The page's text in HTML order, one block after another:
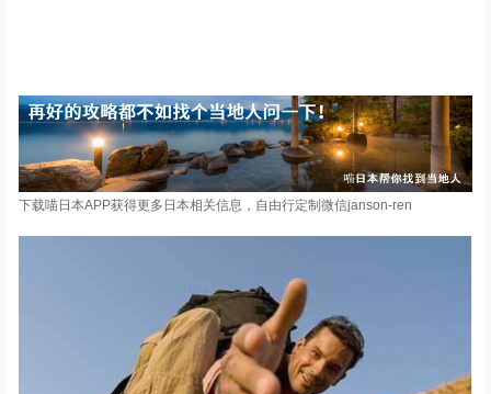
下载喵日本APP获得更多日本相关信息，自由行定制微信janson-ren